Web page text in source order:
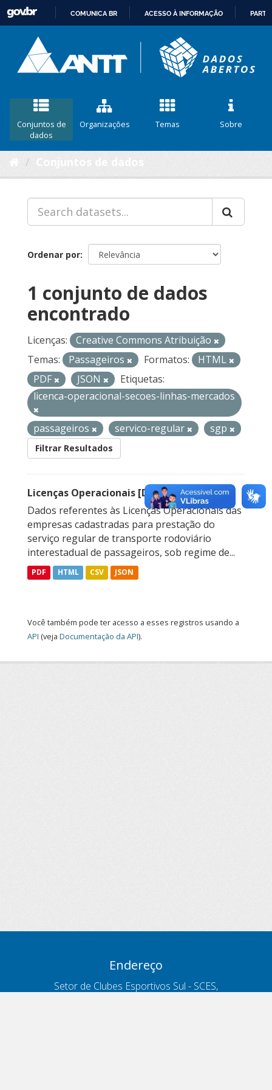
CONTEÚDO
COMUNICA BR ACESSO À INFORMAÇÃO
Conjuntos de
dados
Organizações Temas Sobre
Ordenar por
1 conjunto de dados
encontrado
Licenças:
Creative Commons Atribuição
Temas:
Passageiros Formatos:
HTML
PDF
JSON
Etiquetas:
licenca-operacional-secoes-linhas-mercados
passageiros servico-regular sgp
Filtrar Resultados
Licenças Operacionais [Descontinuado]
Dados referentes às Licenças Operacionais das
empresas cadastradas para prestação do
serviço regular de transporte rodoviário
interestadual de passageiros, sob regime de...
PDF HTML CSV JSON
Você também pode ter acesso a esses registros usando a
API (veja Documentação da API).
Endereço
Setor de Clubes Esportivos Sul - SCES,